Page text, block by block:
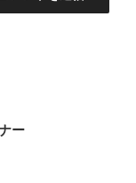
ー